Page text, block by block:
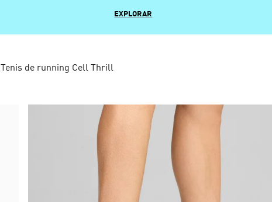
EXPLORAR
Tenis de running Cell Thrill